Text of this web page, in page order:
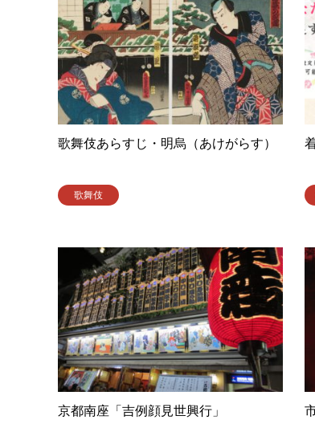
歌舞伎あらすじ・明烏（あけがらす）
歌舞伎
京都南座「吉例顔見世興行」